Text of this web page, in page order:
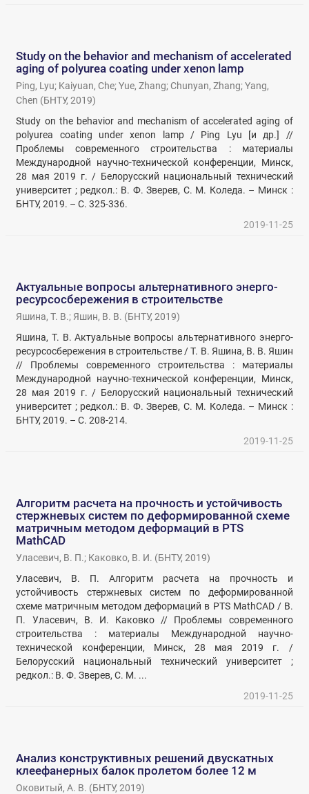
Study on the behavior and mechanism of accelerated
aging of polyurea coating under xenon lamp
Ping, Lyu; Kaiyuan, Che;Yue, Zhang; Chunyan, Zhang;Yang,
Chen (БНТУ,2019)
Study on the behavior and mechanism of accelerated aging of
polyurea coating under xenon lamp / Ping Lyu [и др.] //
Проблемы современного строительства : материалы
Международной научно-технической конференции, Минск,
28 мая 2019 г. / Белорусский национальный технический
университет ; редкол.: В. Ф. Зверев, С. М. Коледа. – Минск :
БНТУ, 2019. – С. 325-336.
2019-11-25
Актуальные вопросы альтернативного энерго-
ресурсосбережения в строительстве
Яшина, Т. В.; Яшин, В. В. (БНТУ,2019)
Яшина, Т. В. Актуальные вопросы альтернативного энерго-
ресурсосбережения в строительстве / Т. В. Яшина, В. В. Яшин
// Проблемы современного строительства : материалы
Международной научно-технической конференции, Минск,
28 мая 2019 г. / Белорусский национальный технический
университет ; редкол.: В. Ф. Зверев, С. М. Коледа. – Минск :
БНТУ, 2019. – С. 208-214.
2019-11-25
Алгоритм расчета на прочность и устойчивость
стержневых систем по деформированной схеме
матричным методом деформаций в PTS
MathCAD
Уласевич, В. П.; Каковко, В. И. (БНТУ,2019)
Уласевич, В. П. Алгоритм расчета на прочность и
устойчивость стержневых систем по деформированной
схеме матричным методом деформаций в PTS MathCAD / В.
П. Уласевич, В. И. Каковко // Проблемы современного
строительства : материалы Международной научно-
технической конференции, Минск, 28 мая 2019 г. /
Белорусский национальный технический университет ;
редкол.: В. Ф. Зверев, С. М. ...
2019-11-25
Анализ конструктивных решений двускатных
клеефанерных балок пролетом более 12 м
Оковитый, А. В. (БНТУ,2019)